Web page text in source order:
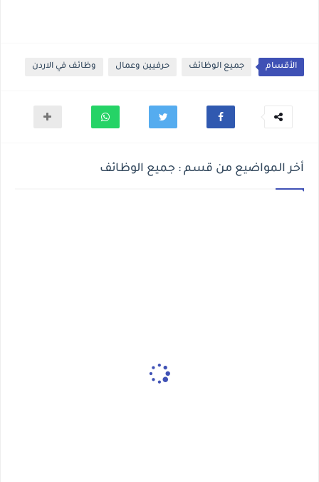
الأقسام جميع الوظائف حرفيين وعمال وظائف في الاردن
أخر المواضيع من قسم : جميع الوظائف